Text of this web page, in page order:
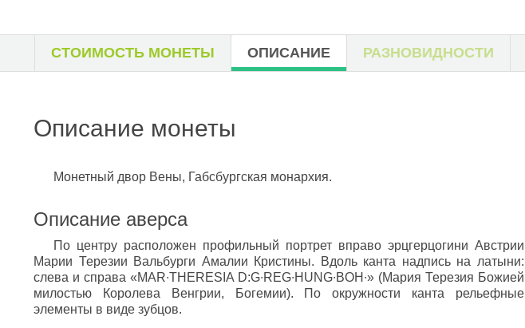
СТОИМОСТЬ МОНЕТЫ ОПИСАНИЕ РАЗНОВИДНОСТИ
Описание монеты
Монетный двор Вены, Габсбургская монархия.
Описание аверса
По центру расположен профильный портрет вправо эрцгерцогини Австрии
Марии Терезии Вальбурги Амалии Кристины. Вдоль канта надпись на латыни:
слева и справа «MAR∙THERESIA D:G∙REG∙HUNG∙BOH∙» (Мария Терезия Божией
милостью Королева Венгрии, Богемии). По окружности канта рельефные
элементы в виде зубцов.